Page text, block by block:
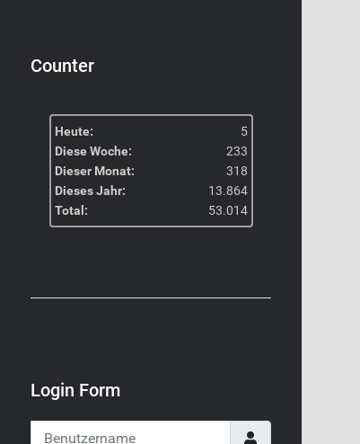
Counter
Heute:
5
Diese Woche:
233
Dieser Monat:
318
Dieses Jahr:
13.864
Total:
53.014
Login Form
Benutzername